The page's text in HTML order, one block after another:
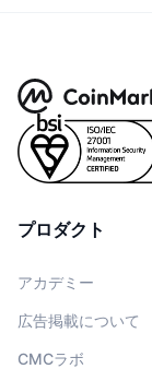
プロダクト
アカデミー
広告掲載について
CMCラボ